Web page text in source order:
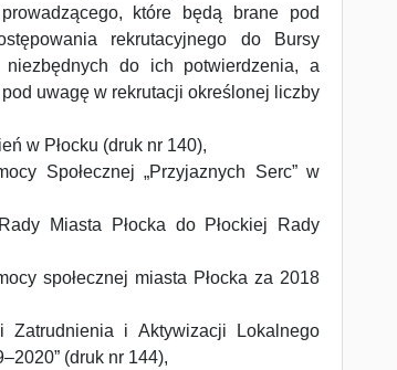
które będą brane pod
rekrutacyjnego do Bursy
niezbędnych do ich potwierdzenia, a
uwagę w rekrutacji określonej liczby
w Płocku (druk nr 140),
Społecznej „Przyjaznych Serc” w
Miasta Płocka do Płockiej Rady
społecznej miasta Płocka za 2018
Zatrudnienia i Aktywizacji Lokalnego
(druk nr 144),